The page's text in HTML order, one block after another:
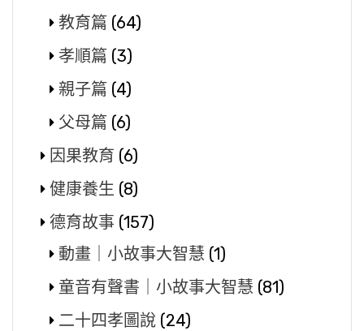
教育篇 (64)
孝順篇 (3)
親子篇 (4)
父母篇 (6)
因果教育 (6)
健康養生 (8)
德育故事 (157)
動畫｜小故事大智慧 (1)
童音有聲書｜小故事大智慧 (81)
二十四孝圖說 (24)